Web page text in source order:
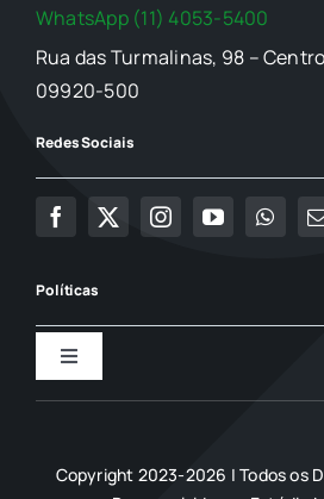
WhatsApp (11) 4053-5400
Rua das Turmalinas, 98 –
09920-500
Redes Sociais
Políticas
Toggle
Navigation
Copyright 2023-2026 | Todos os